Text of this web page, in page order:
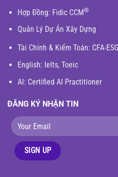
Hợp Đồng: Fidic CCM®
Quản Lý Dự Án Xây Dựng
Tài Chính & Kiểm Toán: CFA-ESG
English: Ielts, Toeic
AI: Certified AI Practitioner
ĐĂNG KÝ NHẬN TIN